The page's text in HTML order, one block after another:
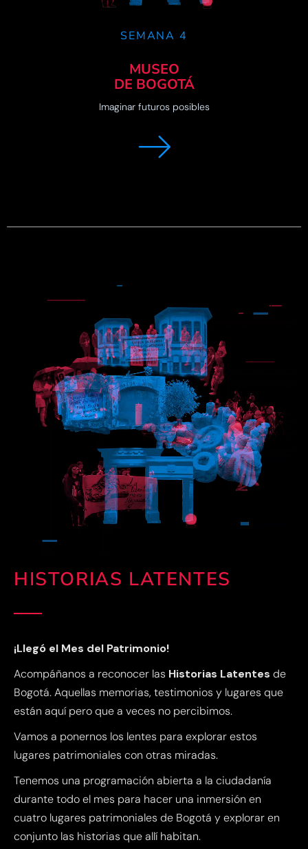
SEMANA 4
MUSEO
DE BOGOTÁ
Imaginar futuros posibles
HISTORIAS LATENTES
¡Llegó el Mes del Patrimonio!
Acompáñanos a reconocer las Historias Latentes de
Bogotá. Aquellas memorias, testimonios y lugares que
están aquí pero que a veces no percibimos.
Vamos a ponernos los lentes para explorar estos
lugares patrimoniales con otras miradas.
Tenemos una programación abierta a la ciudadanía
durante todo el mes para hacer una inmersión en
cuatro lugares patrimoniales de Bogotá y explorar en
conjunto las historias que allí habitan.